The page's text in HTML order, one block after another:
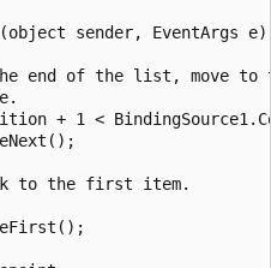
sender, EventArgs e)
end of the list, move to
+ 1 <
to the first item.